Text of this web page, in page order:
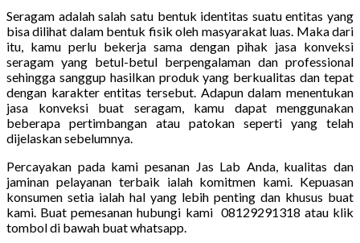
Seragam adalah salah satu bentuk identitas suatu entitas yang
bisa dilihat dalam bentuk fisik oleh masyarakat luas. Maka dari
itu, kamu perlu bekerja sama dengan pihak jasa konveksi
seragam yang betul-betul berpengalaman dan professional
sehingga sanggup hasilkan produk yang berkualitas dan tepat
dengan karakter entitas tersebut. Adapun dalam menentukan
jasa konveksi buat seragam, kamu dapat menggunakan
beberapa pertimbangan atau patokan seperti yang telah
dijelaskan sebelumnya.
Percayakan pada kami pesanan Jas Lab Anda, kualitas dan
jaminan pelayanan terbaik ialah komitmen kami. Kepuasan
konsumen setia ialah hal yang lebih penting dan khusus buat
kami. Buat pemesanan hubungi kami 08129291318 atau klik
tombol di bawah buat whatsapp.